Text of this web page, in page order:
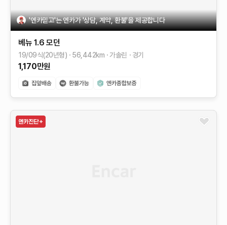
'엔카믿고'는 엔카가 '상담, 계약, 환불'을 제공합니다
베뉴 1.6 모던
19/09식(20년형) 56,442km 가솔린 경기
1,170만원